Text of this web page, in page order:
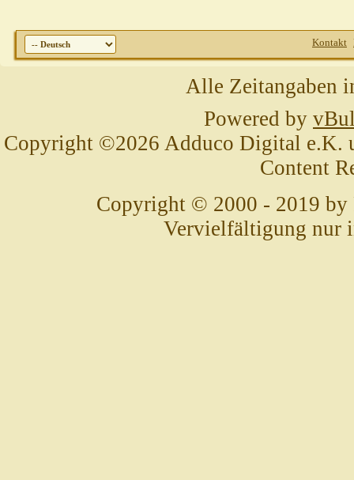
Kontakt
Alle Zeitangaben
Powered by
Copyright ©2026 Adduco Digital e.K.
Content
Copyright © 2000 - 2019 by
Vervielfältigung nur